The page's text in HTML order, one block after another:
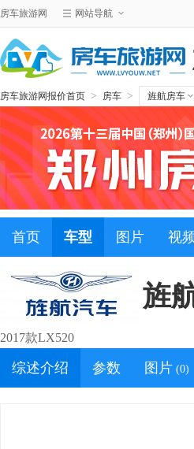
房车旅游网 网站导航
房车旅游网报价首页 > 房车 > 旌航房车
首页 车型 图片 视
旌
2017款LX520
综述介绍 参数 图片 (0)